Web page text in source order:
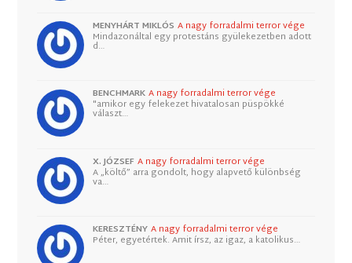
MENYHÁRT MIKLÓS A nagy forradalmi terror vége
Mindazonáltal egy protestáns gyülekezetben adott
d…
BENCHMARK A nagy forradalmi terror vége
"amikor egy felekezet hivatalosan püspökké
választ…
X. JÓZSEF A nagy forradalmi terror vége
A „költő” arra gondolt, hogy alapvető különbség
va…
KERESZTÉNY A nagy forradalmi terror vége
Péter, egyetértek. Amit írsz, az igaz, a katolikus…